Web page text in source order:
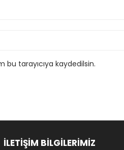
bu tarayıcıya kaydedilsin.
İLETİŞİM BİLGİLERİMİZ